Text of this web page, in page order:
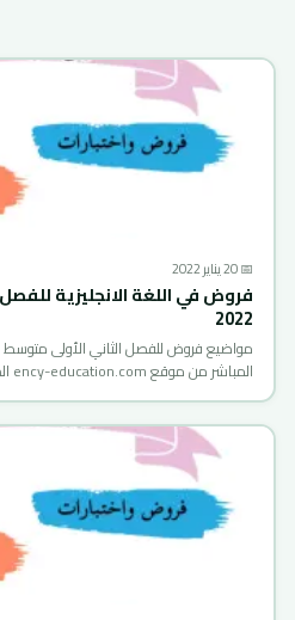
📅 20 يناير 2022
فروض في اللغة الانجليزية
2022
المباشر من موقع ency-education.com المستوى…